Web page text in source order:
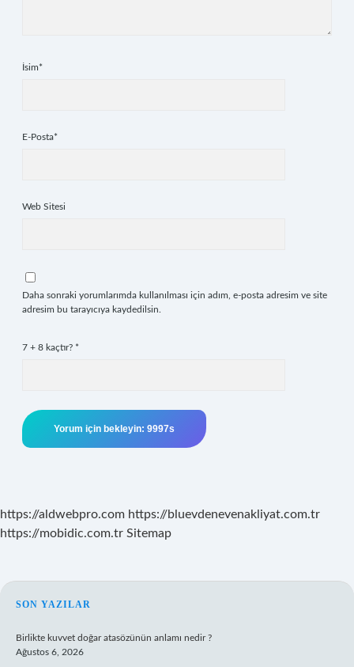
İsim*
E-Posta*
Web Sitesi
Daha sonraki yorumlarımda kullanılması için adım, e-posta adresim ve site
adresim bu tarayıcıya kaydedilsin.
7 + 8 kaçtır? *
https://aldwebpro.com https://bluevdenevenakliyat.com.tr
https://mobidic.com.tr Sitemap
SIDEBAR
SON YAZILAR
Birlikte kuvvet doğar atasözünün anlamı nedir ?
Ağustos 6, 2026